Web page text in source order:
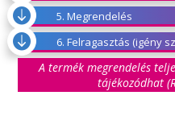
 5. Megrendelés
 6. Felragasztás (igény
A termék megrendelés
tájékozódhat